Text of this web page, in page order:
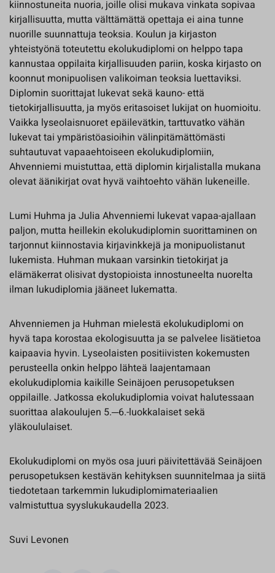
kiinnostuneita nuoria, joille olisi mukava vinkata sopivaa
kirjallisuutta, mutta välttämättä opettaja ei aina tunne
nuorille suunnattuja teoksia. Koulun ja kirjaston
yhteistyönä toteutettu ekolukudiplomi on helppo tapa
kannustaa oppilaita kirjallisuuden pariin, koska kirjasto on
koonnut monipuolisen valikoiman teoksia luettaviksi.
Diplomin suorittajat lukevat sekä kauno- että
tietokirjallisuutta, ja myös eritasoiset lukijat on huomioitu.
Vaikka lyseolaisnuoret epäilevätkin, tarttuvatko vähän
lukevat tai ympäristöasioihin välinpitämättömästi
suhtautuvat vapaaehtoiseen ekolukudiplomiin,
Ahvenniemi muistuttaa, että diplomin kirjalistalla mukana
olevat äänikirjat ovat hyvä vaihtoehto vähän lukeneille.
Lumi Huhma ja Julia Ahvenniemi lukevat vapaa-ajallaan
paljon, mutta heillekin ekolukudiplomin suorittaminen on
tarjonnut kiinnostavia kirjavinkkejä ja monipuolistanut
lukemista. Huhman mukaan varsinkin tietokirjat ja
elämäkerrat olisivat dystopioista innostuneelta nuorelta
ilman lukudiplomia jääneet lukematta.
Ahvenniemen ja Huhman mielestä ekolukudiplomi on
hyvä tapa korostaa ekologisuutta ja se palvelee lisätietoa
kaipaavia hyvin. Lyseolaisten positiivisten kokemusten
perusteella onkin helppo lähteä laajentamaan
ekolukudiplomia kaikille Seinäjoen perusopetuksen
oppilaille. Jatkossa ekolukudiplomia voivat halutessaan
suorittaa alakoulujen 5.─6.-luokkalaiset sekä
yläkoululaiset.
Ekolukudiplomi on myös osa juuri päivitettävää Seinäjoen
perusopetuksen kestävän kehityksen suunnitelmaa ja siitä
tiedotetaan tarkemmin lukudiplomimateriaalien
valmistuttua syyslukukaudella 2023.
Suvi Levonen